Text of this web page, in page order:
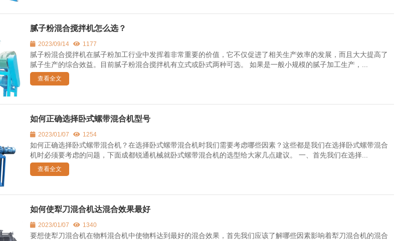
腻子粉混合搅拌机怎么选？
2023/09/14 1177
腻子粉混合搅拌机在腻子粉加工行业中发挥着非常重要的价值，它不仅促进了相关生产效率的发展，而且大大提高了
腻子生产的综合效益。目前腻子粉混合搅拌机有立式或卧式两种可选。 如果是一般小规模的腻子加工生产，...
查看全文
如何正确选择卧式螺带混合机型号
2023/01/07 1254
如何正确选择卧式螺带混合机？在选择卧式螺带混合机时我们需要考虑哪些因素？这些都是我们在选择卧式螺带混合
机时必须要考虑的问题，下面成都锐通机械就卧式螺带混合机的选型给大家几点建议。 一、首先我们在选择...
查看全文
如何使犁刀混合机达混合效果最好
2023/01/07 1340
要想使犁刀混合机在物料混合机中使物料达到最好的混合效果，首先我们应该了解哪些因素影响着犁刀混合机的混合